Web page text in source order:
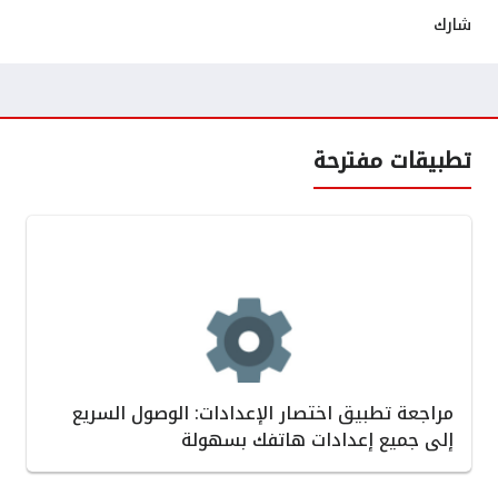
شارك
تطبيقات مفترحة
مراجعة تطبيق اختصار الإعدادات: الوصول السريع
إلى جميع إعدادات هاتفك بسهولة